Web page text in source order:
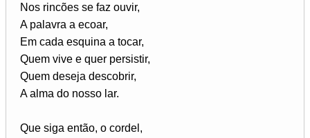
Nos rincões se faz ouvir,
A palavra a ecoar,
Em cada esquina a tocar,
Quem vive e quer persistir,
Quem deseja descobrir,
A alma do nosso lar.
Que siga então, o cordel,